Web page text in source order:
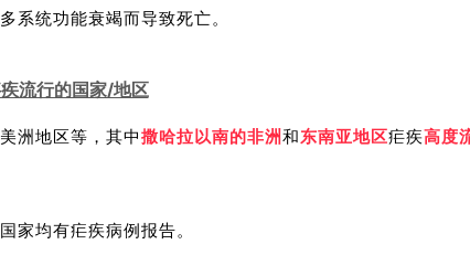
系统功能衰竭而导致死亡。
流行的国家/地区
洲地区等，其中撒哈拉以南的非洲和东南亚地区疟疾高度
家均有疟疾病例报告。